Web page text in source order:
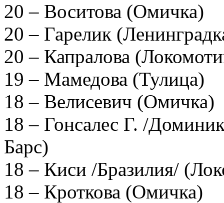
20 – Воситова (Омичка)
20 – Гарелик
20 – Капралова
19 – Мамедова (Тулица)
18 – Велисевич (Омичка)
18 – Гонсалес Г. /
Барс)
18 – Киси /Бразилия/
18 – Кроткова (Омичка)